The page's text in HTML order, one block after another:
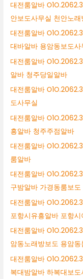
대전룸알바
안보도사무실 천안노
대전룸알바
대바알바 용암동보도사
대전룸알바
알바 청주당일알바
대전룸알바
도사무실
대전룸알바
흥알바 청주주점알바
대전룸알바
룸알바
대전룸알바
구밤알바 가경동룸보도
대전룸알바
포항시유흥알바 포항
대전룸알바
암동노래방보도 용암동
대전룸알바
복대밤알바 하복대보도